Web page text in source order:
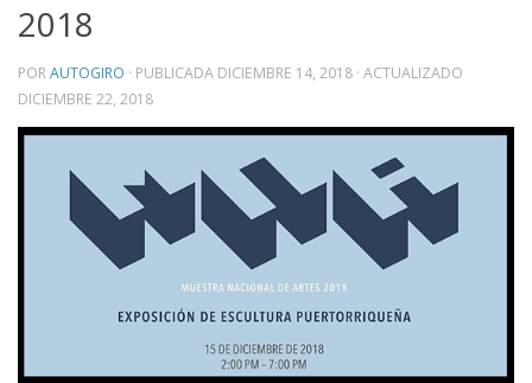
2018
PORAUTOGIRO · PUBLICADA DICIEMBRE 14, 2018 · ACTUALIZADO
DICIEMBRE 22, 2018